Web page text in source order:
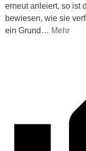
erneut anleiert, so ist
bewiesen, wie sie
ein Grund … Mehr